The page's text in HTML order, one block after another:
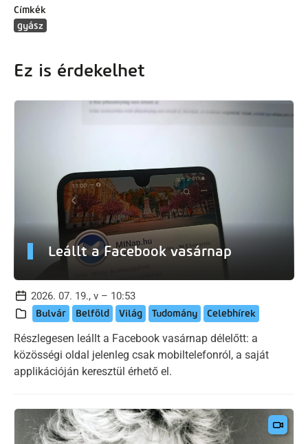
Címkék
gyász
Ez is érdekelhet
Leállt a Facebook vasárnap
2026. 07. 19., v – 10:53
Bulvár Belföld Világ Tudomány Celebhírek
Részlegesen leállt a Facebook vasárnap délelőtt: a
közösségi oldal jelenleg csak mobiltelefonról, a saját
applikációján keresztül érhető el.